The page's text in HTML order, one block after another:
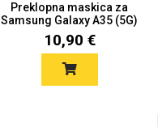
Preklopna maskica za
Samsung Galaxy A35 (5G)
-...
10,90 €